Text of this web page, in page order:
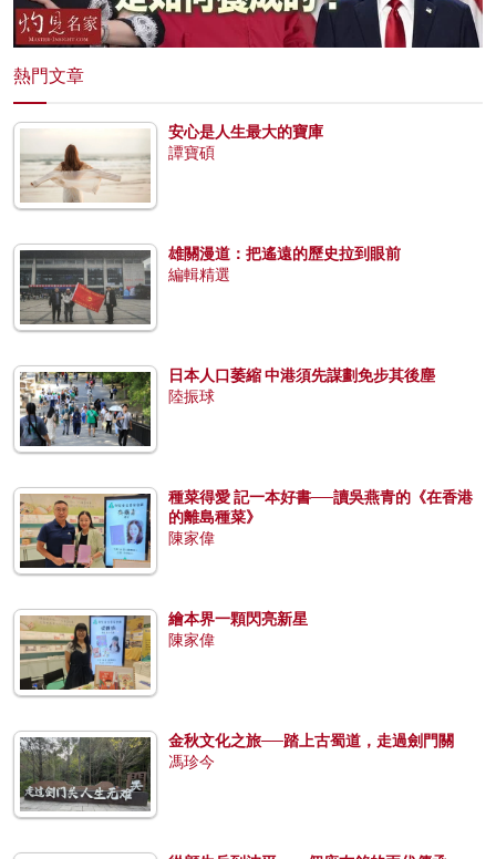
熱門文章
安心是人生最大的寶庫
譚寶碩
雄關漫道：把遙遠的歷史拉到眼前
編輯精選
日本人口萎縮 中港須先謀劃免步其後塵
陸振球
種菜得愛 記一本好書──讀吳燕青的《在香港
的離島種菜》
陳家偉
繪本界一顆閃亮新星
陳家偉
金秋文化之旅──踏上古蜀道，走過劍門關
馮珍今